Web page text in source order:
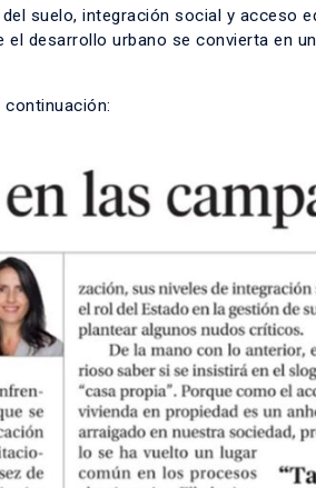
suelo, integración social y acceso
el desarrollo urbano se convierta en